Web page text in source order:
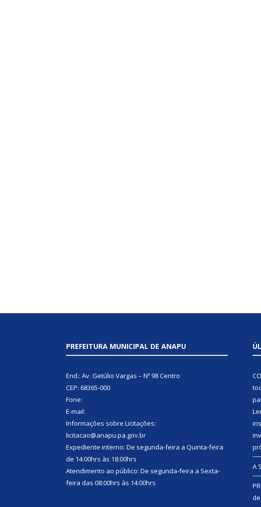
PREFEITURA MUNICIPAL DE ANAPU
End.: Av. Getúlio Vargas – Nº 98 Centro
CEP: 68365-000
Fone:
E-mail:
Informações sobre Licitações:
licitacao@anapu.pa.gov.br
Expediente interno: De segunda-feira a Quinta-feira
de 14:00hrs às 18:00hrs
Atendimento ao público: De segunda-feira a Sexta-
feira das 08:00hrs às 14:00hrs
A